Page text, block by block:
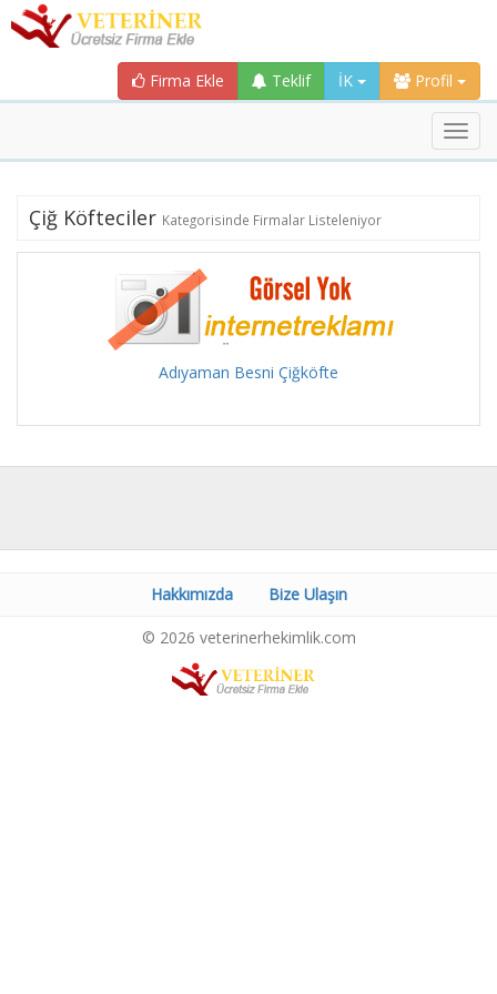
Firma Ekle Teklif İK Profil
Çiğ Köfteciler Kategorisinde Firmalar Listeleniyor
Adıyaman Besni Çiğköfte
Hakkımızda Bize Ulaşın
© 2026 veterinerhekimlik.com